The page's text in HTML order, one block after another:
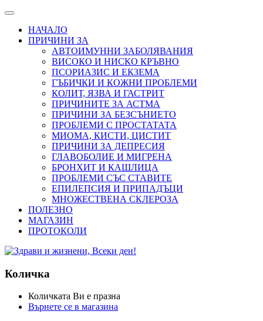
НАЧАЛО
ПРИЧИНИ ЗА
АВТОИМУННИ ЗАБОЛЯВАНИЯ
ВИСОКО И НИСКО КРЪВНО
ПСОРИАЗИС И ЕКЗЕМА
ГЪБИЧКИ И КОЖНИ ПРОБЛЕМИ
КОЛИТ, ЯЗВА И ГАСТРИТ
ПРИЧИНИТЕ ЗА АСТМА
ПРИЧИНИ ЗА БЕЗСЪНИЕТО
ПРОБЛЕМИ С ПРОСТАТАТА
МИОМА, КИСТИ, ЦИСТИТ
ПРИЧИНИ ЗА ДЕПРЕСИЯ
ГЛАВОБОЛИЕ И МИГРЕНА
БРОНХИТ И КАШЛИЦА
ПРОБЛЕМИ СЪС СТАВИТЕ
ЕПИЛЕПСИЯ И ПРИПАДЪЦИ
МНОЖЕСТВЕНА СКЛЕРОЗА
ПОЛЕЗНО
МАГАЗИН
ПРОТОКОЛИ
Количка
Количката Ви е празна
Върнете се в магазина